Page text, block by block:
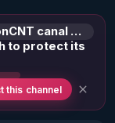
Conseil National de TransitionCNT canal historique
to protect its
this channel